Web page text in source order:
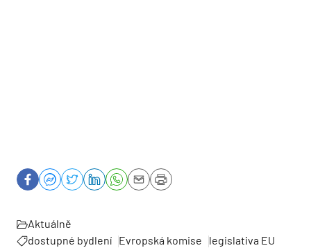
Aktuálně
dostupné bydlení Evropská komise
legislativa EU